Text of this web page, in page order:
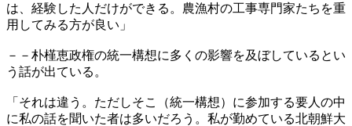
は、経験した人だけができる。農漁村の工事専門家たちを重
用してみる方が良い」
－－朴槿恵政権の統一構想に多くの影響を及ぼしているとい
う話が出ている。
「それは違う。ただしそこ（統一構想）に参加する要人の中
に私の話を聞いた者は多いだろう。私が勤めている北朝鮮大